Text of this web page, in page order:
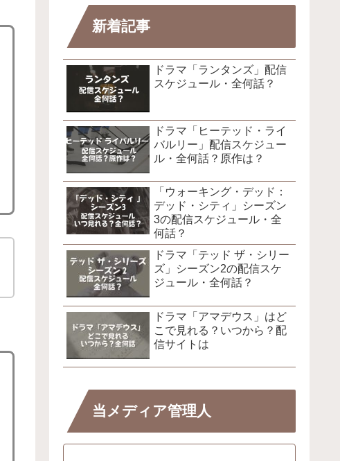
新着記事
ドラマ「ランタンズ」配信
スケジュール・全何話？
ドラマ「ヒーテッド・ライ
バルリー」配信スケジュー
ル・全何話？原作は？
「ウォーキング・デッド：
デッド・シティ」シーズン
3の配信スケジュール・全
何話？
ドラマ「テッド ザ・シリー
ズ」シーズン2の配信スケ
ジュール・全何話？
ドラマ「アマデウス」はど
こで見れる？いつから？配
信サイトは
当メディア管理人